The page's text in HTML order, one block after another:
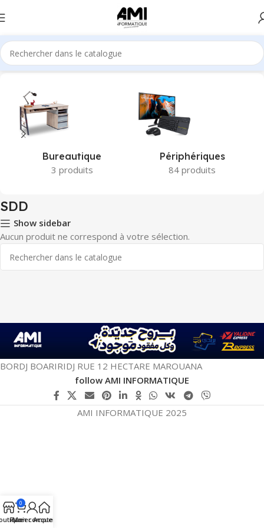
Accueil Produits identifiés “SDD”
Bureautique
3 produits
Périphériques
84 produits
SDD
Show sidebar
Aucun produit ne correspond à votre sélection.
BORDJ BOARIRIDJ RUE 12 HECTARE MAROUANA
follow AMI INFORMATIQUE
AMI INFORMATIQUE 2025
0
Panier
Mon compte
Accueil